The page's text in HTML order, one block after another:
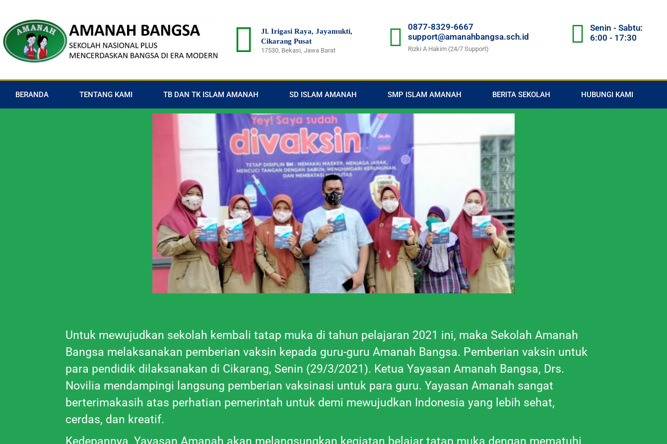
Jl. Irigasi Raya, Jayamukti,
Cikarang Pusat
17530, Bekasi, Jawa Barat
0877-8329-6667
support@amanahbangsa.sch.id
Rizki A Hakim (24/7 Support)
Senin - Sabtu:
6:00 - 17:30
BERANDA TENTANG KAMI TB DAN TK ISLAM AMANAH SD ISLAM AMANAH SMP ISLAM AMANAH BERITA SEKOLAH HUBUNGI KAMI
Untuk mewujudkan sekolah kembali tatap muka di tahun pelajaran 2021 ini, maka Sekolah Amanah
Bangsa melaksanakan pemberian vaksin kepada guru-guru Amanah Bangsa. Pemberian vaksin untuk
para pendidik dilaksanakan di Cikarang, Senin (29/3/2021). Ketua Yayasan Amanah Bangsa, Drs.
Novilia mendampingi langsung pemberian vaksinasi untuk para guru. Yayasan Amanah sangat
berterimakasih atas perhatian pemerintah untuk demi mewujudkan Indonesia yang lebih sehat,
cerdas, dan kreatif.
Kedepannya, Yayasan Amanah akan melangsungkan kegiatan belajar tatap muka dengan mematuhi